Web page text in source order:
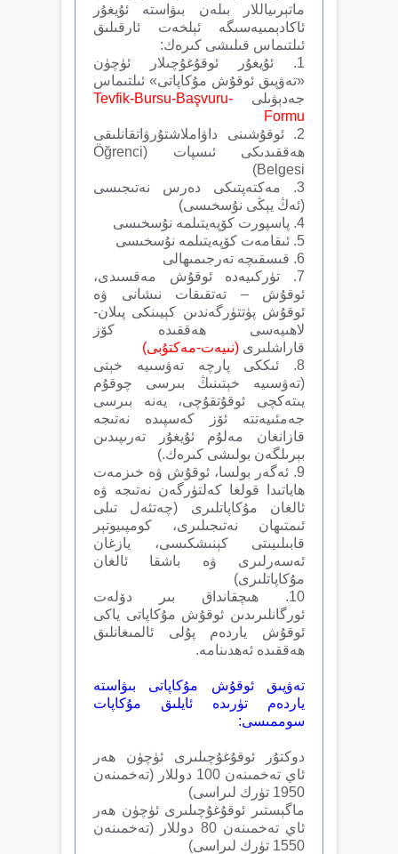
ماتېرىياللار بىلەن بىۋاستە ئۇيغۇر
ئاكادېمىيەسىگە ئېلخەت ئارقىلىق
ئىلتىماس قىلىشى كىرەك:
1. ئۇيغۇر ئوقۇغۇچىلار ئۈچۈن
«تەۋپىق ئوقۇش مۇكاپاتى» ئىلتىماس
جەدېۋىلى Tevfik-Bursu-Başvuru-
Formu
2. ئوقۇشىنى داۋاملاشتۇرۋاتقانلىقى
ھەققىدىكى ئىسپات (Öğrenci
Belgesi)
3. مەكتەپتىكى دەرس نەتىجىسى
(ئەڭ يېڭى نۇسخىسى)
4. پاسپورت كۆپەيتىلمە نۇسخىسى
5. ئىقامەت كۆپەيتىلمە نۇسخىسى
6. قىسقىچە تەرجىمىھالى
7. تۈركىيەدە ئوقۇش مەقسىدى،
ئوقۇش – تەتقىقات نىشانى ۋە
ئوقۇش پۈتتۈرگەندىن كېيىنكى پىلان-
لاھىيەسى ھەققىدە كۆز
قاراشلىرى (نىيەت-مەكتۇبى)
8. ئىككى پارچە تەۋسىيە خېتى
(تەۋسىيە خېتىنىڭ بىرسى چوقۇم
يىتەكچى ئوقۇتقۇچى، يەنە بىرسى
جەمئىيەتتە ئۆز كەسپىدە نەتىجە
قازانغان مەلۇم ئۇيغۇر تەرىپىدىن
بېرىلگەن بولىشى كىرەك.)
9. ئەگەر بولسا، ئوقۇش ۋە خىزمەت
ھاياتىدا قولغا كەلتۈرگەن نەتىجە ۋە
ئالغان مۇكاپاتلىرى (چەتئەل تىلى
ئىمتىھان نەتىجىلىرى، كومپىيوتېر
قابىلىيىتى كېنىشكىسى، يازغان
ئەسەرلىرى ۋە باشقا ئالغان
مۇكاپاتلىرى)
10. ھىچقانداق بىر دۆلەت
ئورگانلىرىدىن ئوقۇش مۇكاپاتى ياكى
ئوقۇش ياردەم پۇلى ئالمىغانلىق
ھەققىدە ئەھدىنامە.
تەۋپىق ئوقۇش مۇكاپاتى بىۋاستە
ياردەم تۈرىدە ئايلىق مۇكاپات
سوممىسى:
دوكتۇر ئوقۇغۇچىلىرى ئۈچۈن ھەر
ئاي تەخمىنەن 100 دوللار (تەخمىنەن
1950 تۈرك لىراسى)
ماگېستىر ئوقۇغۇچىلىرى ئۈچۈن ھەر
ئاي تەخمىنەن 80 دوللار (تەخمىنەن
1550 تۈرك لىراسى)